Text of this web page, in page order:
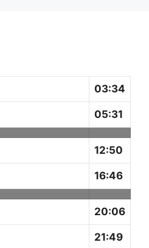
03:34
05:31
12:50
16:46
20:06
21:49